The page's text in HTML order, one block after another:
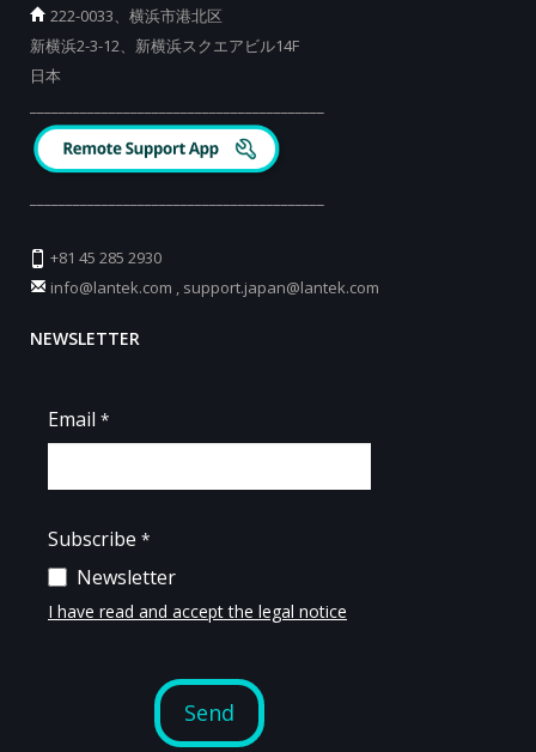
222-0033、横浜市港北区
新横浜2-3-12、新横浜スクエアビル14F
日本
+81 45 285 2930
info@lantek.com
support.japan@lantek.com
NEWSLETTER